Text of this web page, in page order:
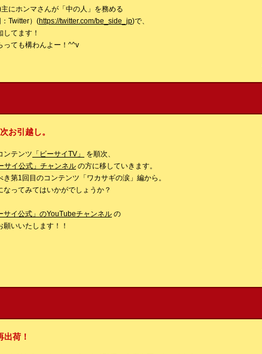
にホンマさんが「中の人」を務める
Twitter）(https://twitter.com/be_side_jp)で、
てます！
っても構わんよー！^^v
引越し。
ンテンツ 「ビーサイTV」
を順次、
サイ公式」チャンネル の方に移していきます。
き第1回目のコンテンツ「ワカサギの涙」編から。
なってみてはいかがでしょうか？
サイ公式」のYouTubeチャンネル の
願いいたします！！
荷！